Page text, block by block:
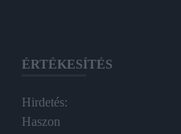
ÉRTÉKESÍTÉS
Hirdetés:
Haszon